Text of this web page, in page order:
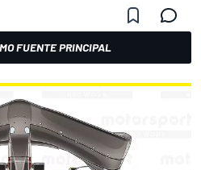
FUENTE PRINCIPAL